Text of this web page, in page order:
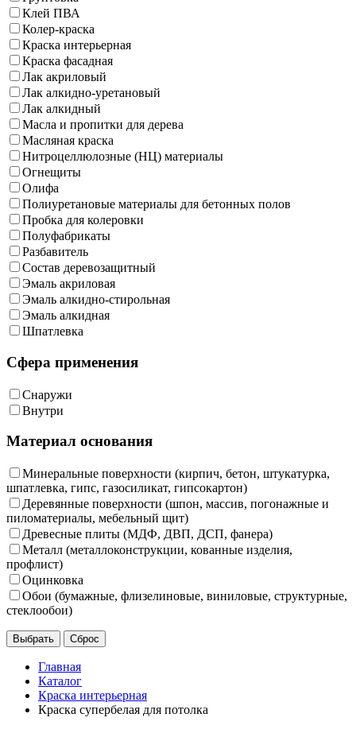
Клей ПВА
Колер-краска
Краска интерьерная
Краска фасадная
Лак акриловый
Лак алкидно-уретановый
Лак алкидный
Масла и пропитки для дерева
Масляная краска
Нитроцеллюлозные (НЦ) материалы
Огнещиты
Олифа
Полиуретановые материалы для бетонных полов
Пробка для колеровки
Полуфабрикаты
Разбавитель
Состав деревозащитный
Эмаль акриловая
Эмаль алкидно-стирольная
Эмаль алкидная
Шпатлевка
Сфера применения
Снаружи
Внутри
Материал основания
Минеральные поверхности (кирпич, бетон, штукатурка,
шпатлевка, гипс, газосиликат, гипсокартон)
Деревянные поверхности (шпон, массив, погонажные и
пиломатериалы, мебельный щит)
Древесные плиты (МДФ, ДВП, ДСП, фанера)
Металл (металлоконструкции, кованные изделия,
профлист)
Оцинковка
Обои (бумажные, флизелиновые, виниловые, структурные,
стеклообои)
Главная
Каталог
Краска интерьерная
Краска супербелая для потолка